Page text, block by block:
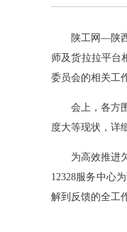
陕工网—陕西
师及货拉拉平台
委员会的相关工
会上，各方围
度大等现状，详
为高效推进欠
12328服务中心
解到反馈的全工